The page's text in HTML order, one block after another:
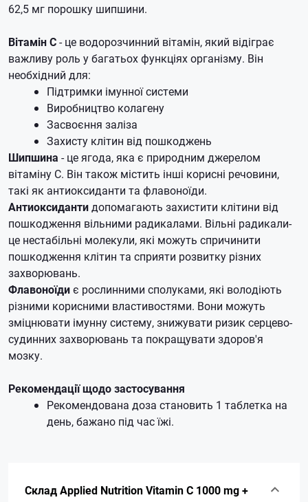
62,5 мг порошку шипшини.
Вітамін С- це водорозчинний вітамін, який відіграє
важливу роль у багатьох функціях організму. Він
необхідний для:
Підтримки імунної системи
Виробництво колагену
Засвоєння заліза
Захисту клітин від пошкоджень
Шипшина - це ягода, яка є природним джерелом
вітаміну С. Він також містить інші корисні речовини,
такі як антиоксиданти та флавоноїди.
Антиоксидантидопомагають захистити клітини від
пошкодження вільними радикалами. Вільні радикали-
це нестабільні молекули, які можуть спричинити
пошкодження клітин та сприяти розвитку різних
захворювань.
Флавоноїдиє рослинними сполуками, які володіють
різними корисними властивостями. Вони можуть
зміцнювати імунну систему, знижувати ризик серцево-
судинних захворювань та покращувати здоров'я
мозку.
Рекомендації щодо застосування
Рекомендована доза становить 1 таблетка на
день, бажано під час їжі.
Склад Applied Nutrition Vitamin C 1000 mg +